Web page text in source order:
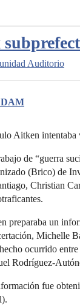
Auditorio
Aitken intentaba
de “guerra
(Brico) de
Christian
preparaba un
Michelle
ocurrido
Rodríguez-
fue